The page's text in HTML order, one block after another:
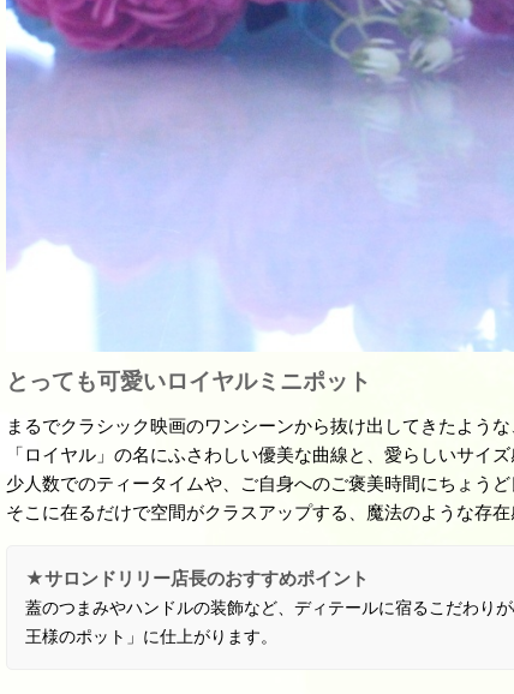
とっても可愛いロイヤルミニポット
まるでクラシック映画のワンシーンから抜け出してきたような
「ロイヤル」の名にふさわしい優美な曲線と、愛らしいサイズ
少人数でのティータイムや、ご自身へのご褒美時間にちょうど
そこに在るだけで空間がクラスアップする、魔法のような存在
★サロンドリリー店長のおすすめポイント
蓋のつまみやハンドルの装飾など、ディテールに宿るこだわり
王様のポット」に仕上がります。